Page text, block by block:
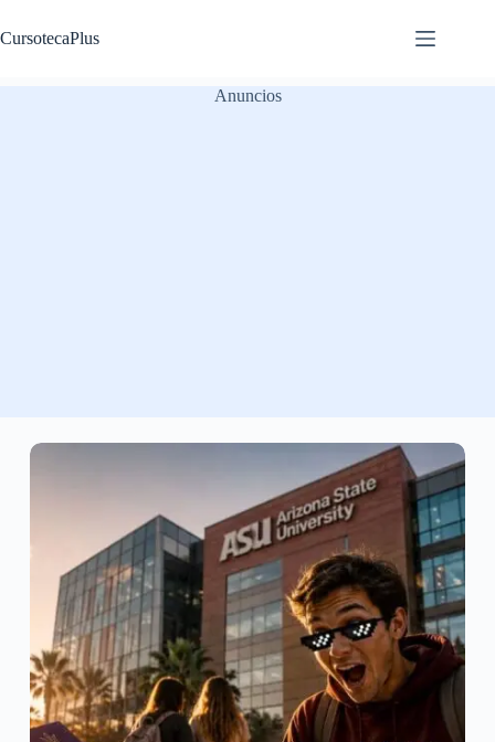
al
contenido
CursotecaPlus
Anuncios